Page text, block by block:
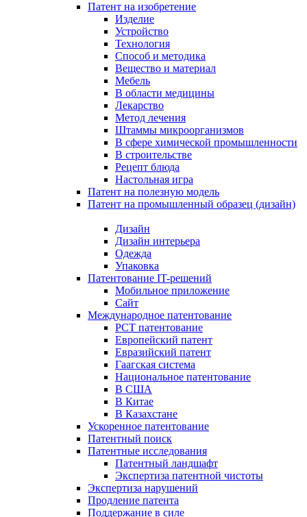
Патент на изобретение
Изделие
Устройство
Технология
Способ и методика
Вещество и материал
Мебель
В области медицины
Лекарство
Метод лечения
Штаммы микроорганизмов
В сфере химической промышленности
В строительстве
Рецепт блюда
Настольная игра
Патент на полезную модель
Патент на промышленный образец (дизайн)
Дизайн
Дизайн интерьера
Одежда
Упаковка
Патентование IT-решений
Мобильное приложение
Сайт
Международное патентование
PCT патентование
Европейский патент
Евразийский патент
Гаагская система
Национальное патентование
В США
В Китае
В Казахстане
Ускоренное патентование
Патентный поиск
Патентные исследования
Патентный ландшафт
Экспертиза патентной чистоты
Экспертиза нарушений
Продление патента
Поддержание в силе